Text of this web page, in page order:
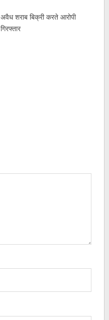
अवैध शराब बिक्री करते आरोपी
गिरफ्तार